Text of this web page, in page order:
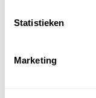
Statistieken
Marketing